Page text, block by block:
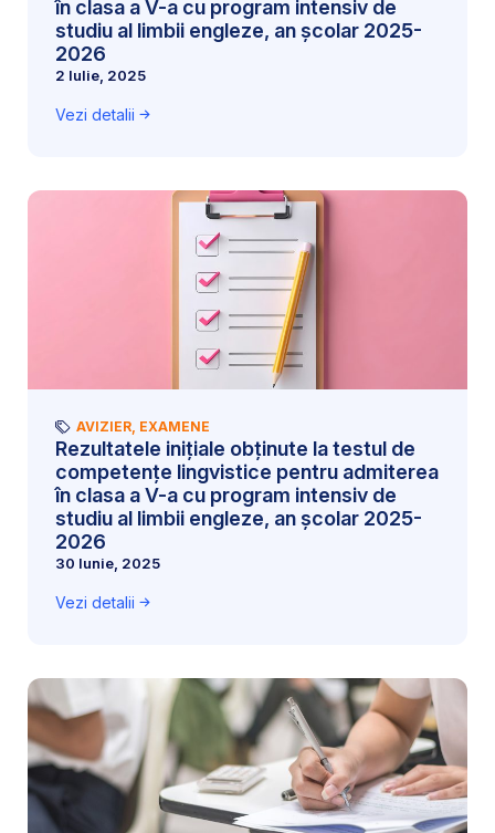
în clasa a V-a cu program intensiv de
studiu al limbii engleze, an școlar 2025-
2026
2 Iulie, 2025
Vezi detalii
AVIZIER, EXAMENE
Rezultatele inițiale obținute la testul de
competențe lingvistice pentru admiterea
în clasa a V-a cu program intensiv de
studiu al limbii engleze, an școlar 2025-
2026
30 Iunie, 2025
Vezi detalii